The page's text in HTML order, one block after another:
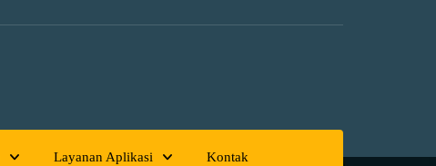
Layanan Aplikasi Kontak